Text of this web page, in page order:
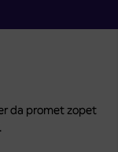
da promet zopet